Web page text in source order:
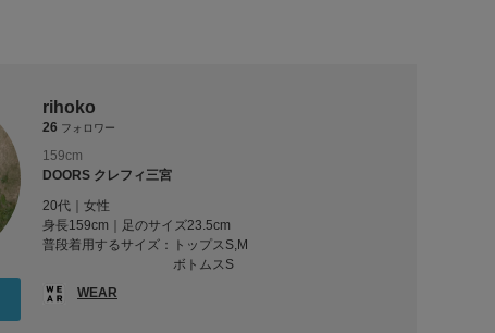
rihoko
26 フォロワー
159cm
DOORS クレフィ三宮
20代｜女性
身長159cm｜足のサイズ23.5cm
普段着用するサイズ：
トップスS,M
ボトムスS
WEAR